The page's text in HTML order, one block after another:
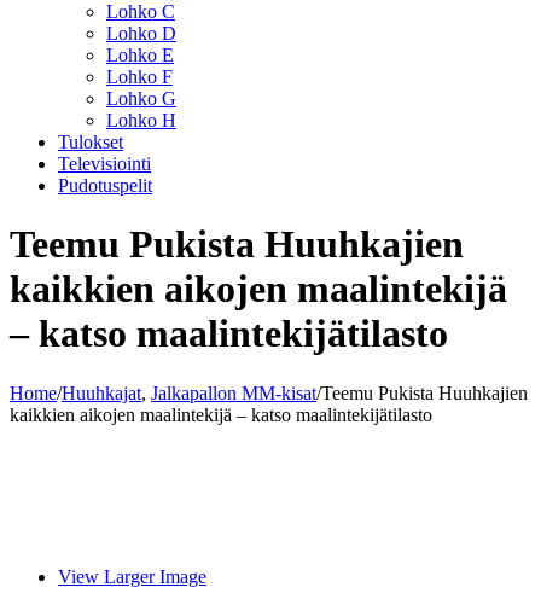
Lohko C
Lohko D
Lohko E
Lohko F
Lohko G
Lohko H
Tulokset
Televisiointi
Pudotuspelit
Teemu Pukista Huuhkajien
kaikkien aikojen maalintekijä
– katso maalintekijätilasto
Home/Huuhkajat, Jalkapallon MM-kisat/Teemu Pukista Huuhkajien
kaikkien aikojen maalintekijä – katso maalintekijätilasto
View Larger Image